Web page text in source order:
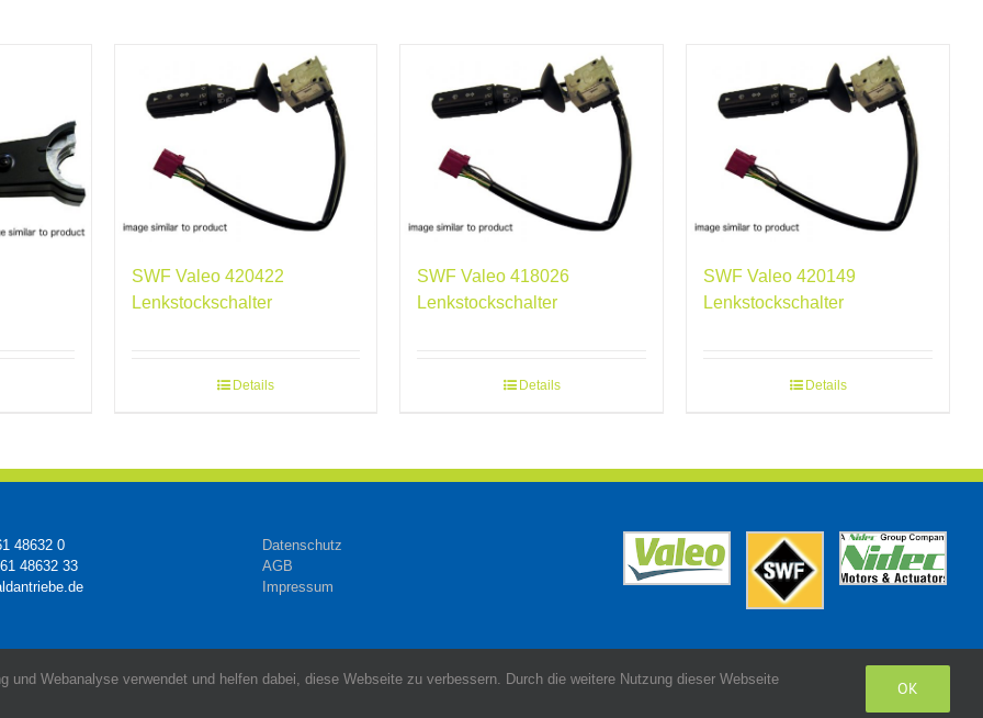
SWF Valeo 420422
Lenkstockschalter
Details
SWF Valeo 418026
Lenkstockschalter
Details
SWF Valeo 420149
Lenkstockschalter
Details
48632 0
48632 33
Datenschutz
AGB
Impressum
Webanalyse verwendet und helfen dabei, diese Webseite zu verbessern. Durch die weitere Nutzung dieser Webseite
OK